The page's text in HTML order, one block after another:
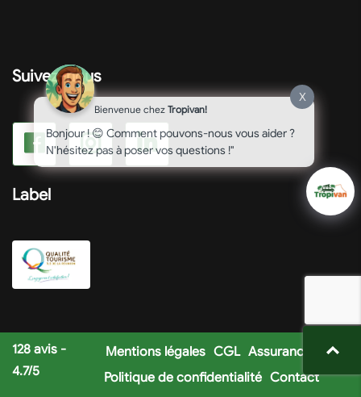
Suivez-nous
Label
128 avis -
4.7/5
Mentions légales CGL Assurances
Politique de confidentialité Contact
X
Bienvenue chez Tropivan!
Bonjour ! 😊 Comment pouvons-nous vous aider ?
N'hésitez pas à poser vos questions !"